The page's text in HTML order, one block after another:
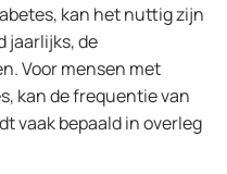
kan het nuttig zijn
jaarlijks, de
Voor mensen met
kan de frequentie van
vaak bepaald in overleg